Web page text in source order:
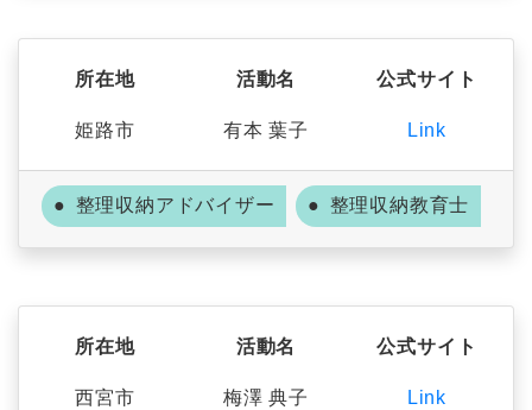
所在地
姫路市
活動名
有本 葉子
公式サイト
Link
整理収納アドバイザー 整理収納教育士
所在地
西宮市
活動名
梅澤 典子
公式サイト
Link